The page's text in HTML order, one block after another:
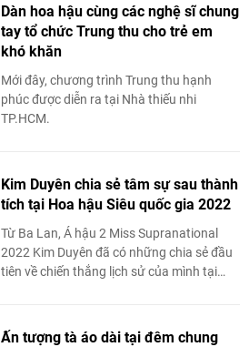
Dàn hoa hậu cùng các nghệ sĩ chung
tay tổ chức Trung thu cho trẻ em
khó khăn
Mới đây, chương trình Trung thu hạnh
phúc được diễn ra tại Nhà thiếu nhi
TP.HCM.
Kim Duyên chia sẻ tâm sự sau thành
tích tại Hoa hậu Siêu quốc gia 2022
Từ Ba Lan, Á hậu 2 Miss Supranational
2022 Kim Duyên đã có những chia sẻ đầu
tiên về chiến thắng lịch sử của mình tại
Ấn tượng tà áo dài tại đêm chung